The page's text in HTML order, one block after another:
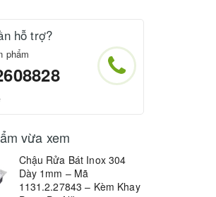
hỗ trợ?
phẩm
vừa xem
Chậu Rửa Bát Inox 304
Dày 1mm – Mã
1131.2.27843 – Kèm Khay